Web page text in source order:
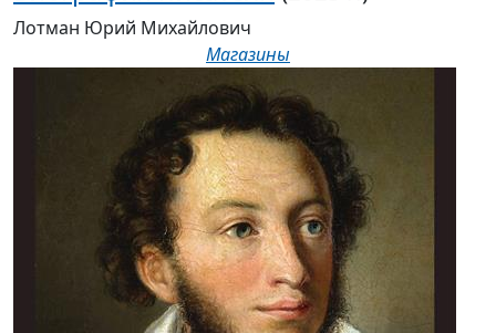
Лотман Юрий Михайлович
Магазины